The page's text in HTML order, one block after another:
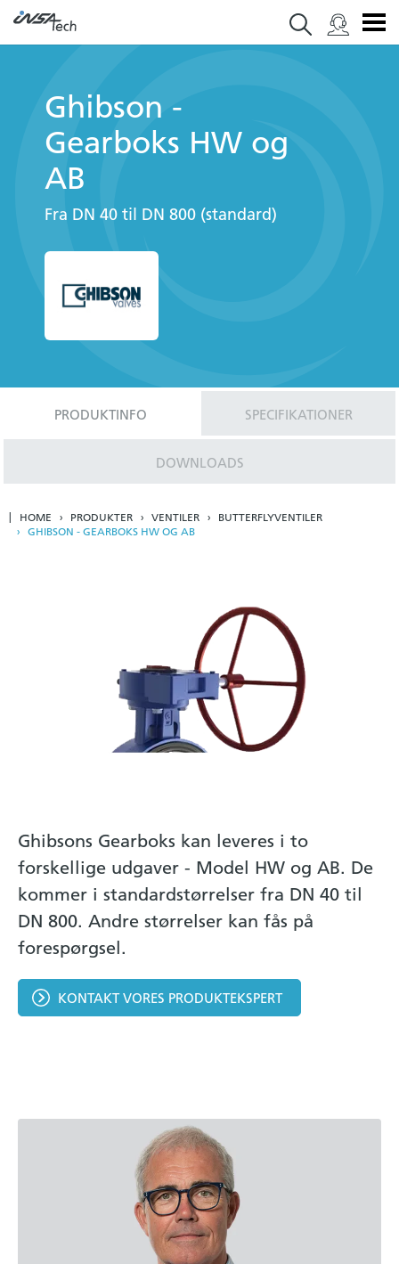
Ghibson -
Gearboks HW og
AB
Fra DN 40 til DN 800 (standard)
PRODUKTINFO SPECIFIKATIONER
DOWNLOADS
HOME PRODUKTER VENTILER
BUTTERFLYVENTILER
GHIBSON - GEARBOKS HW OG AB
Ghibsons Gearboks kan leveres i to
forskellige udgaver - Model HW og AB. De
kommer i standardstørrelser fra DN 40 til
DN 800. Andre størrelser kan fås på
forespørgsel.
KONTAKT VORES PRODUKTEKSPERT